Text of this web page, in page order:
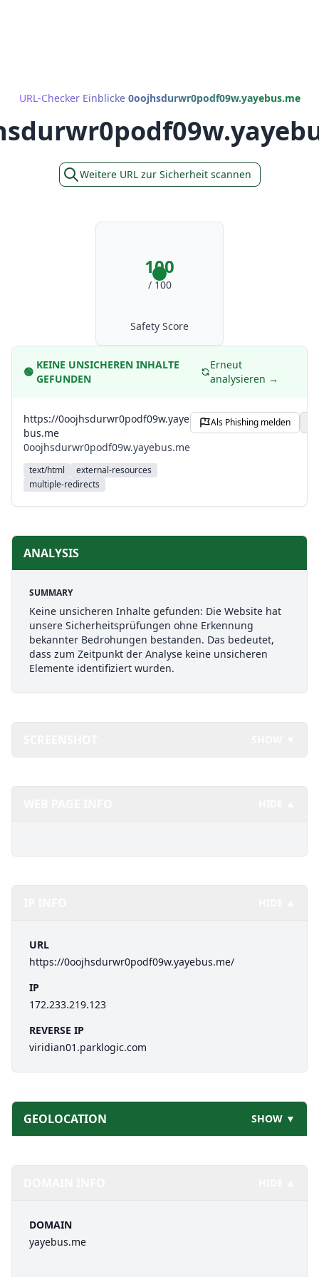
URL-Checker Einblicke 0oojhsdurwr0podf09w.yayebus.me
Weitere URL zur Sicherheit scannen
100
/ 100
Safety Score
🟢
KEINE UNSICHEREN INHALTE
GEFUNDEN
Erneut
analysieren →
https://0oojhsdurwr0podf09w.yaye
bus.me
0oojhsdurwr0podf09w.yayebus.me
text/html
external-resources
multiple-redirects
Als Phishing melden
ANALYSIS
SUMMARY
Keine unsicheren Inhalte gefunden: Die Website hat
unsere Sicherheitsprüfungen ohne Erkennung
bekannter Bedrohungen bestanden. Das bedeutet,
dass zum Zeitpunkt der Analyse keine unsicheren
Elemente identifiziert wurden.
URL
https://0oojhsdurwr0podf09w.yayebus.me/
IP
172.233.219.123
REVERSE IP
viridian01.parklogic.com
GEOLOCATION SHOW ▼
DOMAIN
yayebus.me